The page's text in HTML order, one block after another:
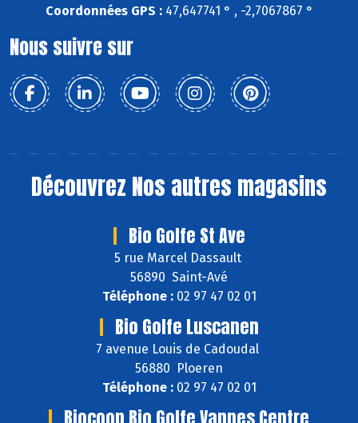
Coordonnées GPS :47,647741 ° , -2,7067867 °
Nous suivre sur
Découvrez Nos autres magasins
Bio Golfe St Ave
5 rue Marcel Dassault
56890 Saint-Avé
Téléphone :02 97 47 02 01
Bio Golfe Luscanen
7 avenue Louis de Cadoudal
56880 Ploeren
Téléphone :02 97 47 02 01